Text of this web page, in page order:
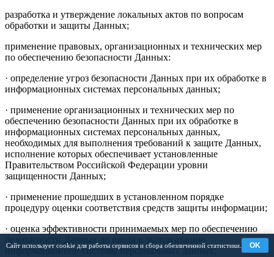
Сайт использует cookie для работы сервисов и сбора обезличенной статистики. OK
разработка и утверждение локальных актов по вопросам
обработки и защиты Данных;
применение правовых, организационных и технических мер
по обеспечению безопасности Данных:
· определение угроз безопасности Данных при их обработке в
информационных системах персональных данных;
· применение организационных и технических мер по
обеспечению безопасности Данных при их обработке в
информационных системах персональных данных,
необходимых для выполнения требований к защите Данных,
исполнение которых обеспечивает установленные
Правительством Российской Федерации уровни
защищенности Данных;
· применение прошедших в установленном порядке
процедуру оценки соответствия средств защиты информации;
· оценка эффективности принимаемых мер по обеспечению
информационной системы персональных данных;